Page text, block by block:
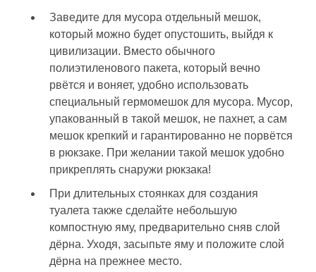
Заведите для мусора отдельный мешок,
который можно будет опустошить, выйдя к
цивилизации. Вместо обычного
полиэтиленового пакета, который вечно
рвётся и воняет, удобно использовать
специальный гермомешок для мусора. Мусор,
упакованный в такой мешок, не пахнет, а сам
мешок крепкий и гарантированно не порвётся
в рюкзаке. При желании такой мешок удобно
прикреплять снаружи рюкзака!
При длительных стоянках для создания
туалета также сделайте небольшую
компостную яму, предварительно сняв слой
дёрна. Уходя, засыпьте яму и положите слой
дёрна на прежнее место.